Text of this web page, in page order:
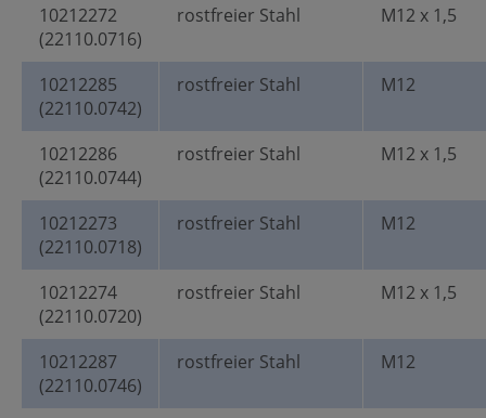
10212272
(22110.0716)
rostfreier Stahl M12 x 1,5
10212285
(22110.0742)
rostfreier Stahl M12
10212286
(22110.0744)
rostfreier Stahl M12 x 1,5
10212273
(22110.0718)
rostfreier Stahl M12
10212274
(22110.0720)
rostfreier Stahl M12 x 1,5
10212287
(22110.0746)
rostfreier Stahl M12